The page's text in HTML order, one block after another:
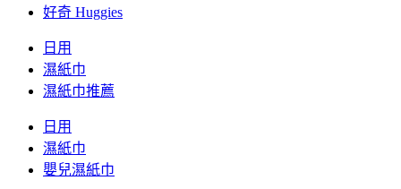
好奇 Huggies
日用
濕紙巾
濕紙巾推薦
日用
濕紙巾
嬰兒濕紙巾